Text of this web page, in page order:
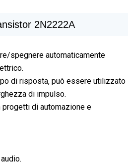
2N2222A
spegnere automaticamente
di risposta, può essere utilizzato
di impulso.
di automazione e